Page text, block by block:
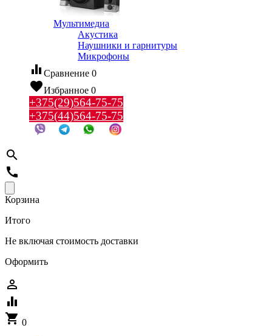
Мультимедиа
Акустика
Наушники и гарнитуры
Микрофоны
equalizer Сравнение 0
favoriteИзбранное 0
+375(29)564-75-75
+375(44)564-75-75
search
call
Корзина
Итого
Не включая стоимость доставки
Оформить
person_outline
equalizer
shopping_cart 0